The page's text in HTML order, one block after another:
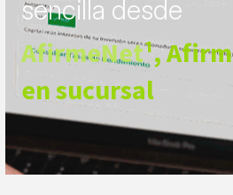
sencilla desde
AfirmeNet¹,
en sucursal